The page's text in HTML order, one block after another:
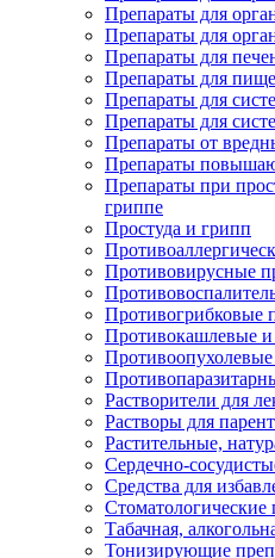
Препараты для
Препараты для
Препараты для
Препараты для
Препараты для
Препараты для
Препараты от
Препараты
Препараты при
гриппе
Простуда и грипп
Противовирусные
Противогрибковые
Противокашлевые
Растворители для
Растворы для
Растительные,
Сердечно-
Средства для
Стоматологические
Табачная,
Тонизирующие